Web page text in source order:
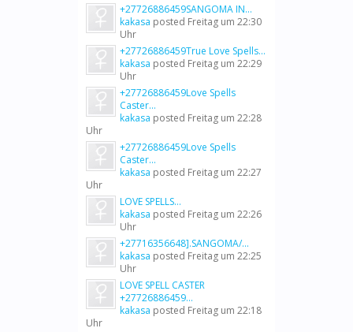
+27726886459SANGOMA IN...
kakasa posted Freitag um 22:30
Uhr
+27726886459True Love Spells...
kakasa posted Freitag um 22:29
Uhr
+27726886459Love Spells
Caster...
kakasa posted Freitag um 22:28
Uhr
+27726886459Love Spells
Caster...
kakasa posted Freitag um 22:27
Uhr
LOVE SPELLS...
kakasa posted Freitag um 22:26
Uhr
+27716356648].SANGOMA/...
kakasa posted Freitag um 22:25
Uhr
LOVE SPELL CASTER
+27726886459...
kakasa posted Freitag um 22:18
Uhr